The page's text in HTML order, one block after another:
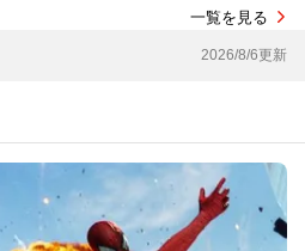
一覧を見る
2026/8/6更新